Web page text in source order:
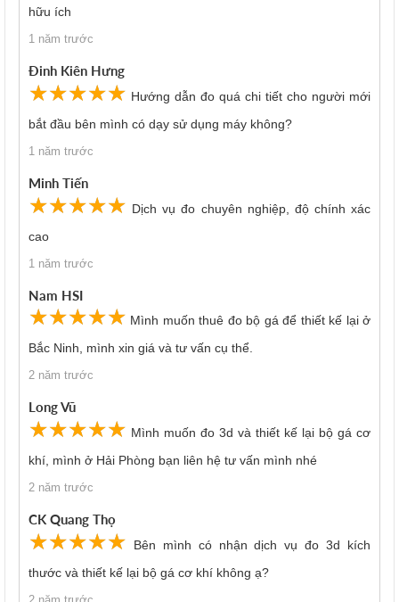
hữu ích
1 năm trước
Đinh Kiên Hưng
☆☆☆☆☆
★★★★★ Hướng dẫn đo quá chi tiết cho người mới
bắt đầu bên mình có dạy sử dụng máy không?
1 năm trước
Minh Tiến
☆☆☆☆☆
★★★★★ Dịch vụ đo chuyên nghiệp, độ chính xác
cao
1 năm trước
Nam HSI
☆☆☆☆☆
★★★★★ Mình muốn thuê đo bộ gá để thiết kế lại ở
Bắc Ninh, mình xin giá và tư vấn cụ thể.
2 năm trước
Long Vũ
☆☆☆☆☆
★★★★★ Mình muốn đo 3d và thiết kế lại bộ gá cơ
khí, mình ở Hải Phòng bạn liên hệ tư vấn mình nhé
2 năm trước
CK Quang Thọ
☆☆☆☆☆
★★★★★
Bên mình có nhận dịch vụ đo 3d kích
thước và thiết kế lại bộ gá cơ khí không ạ?